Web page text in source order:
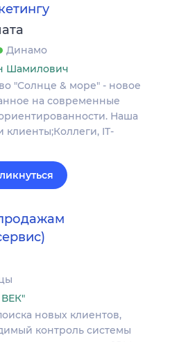
Динамо
Шамилович
"Солнце & море" - новое
на современные
Наша
IT-
новых клиентов,
контроль системы